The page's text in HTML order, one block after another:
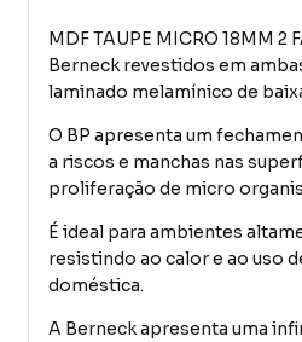
MDF TAUPE MICRO 18MM 2
Berneck revestidos em
laminado melamínico de
O BP apresenta um
a riscos e manchas nas
proliferação de micro
É ideal para ambientes
resistindo ao calor e ao uso
doméstica.
A Berneck apresenta uma